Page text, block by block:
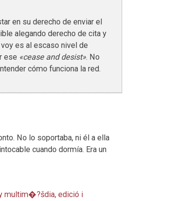
en su derecho de enviar el
alegando derecho de cita y
es al escaso nivel de
ese «cease and desist». No
cómo funciona la red.
No lo soportaba, ni él a ella
cuando dormía. Era un
multim�?šdia, edició i